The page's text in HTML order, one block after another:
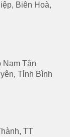
Biên Hoà,
Tân
Tỉnh Bình
TT